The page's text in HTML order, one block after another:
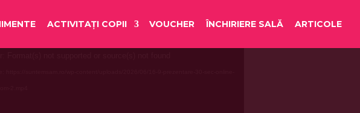
ACTIVITAȚI COPII VOUCHER ÎNCHIRIERE SALĂ ARTICOLE